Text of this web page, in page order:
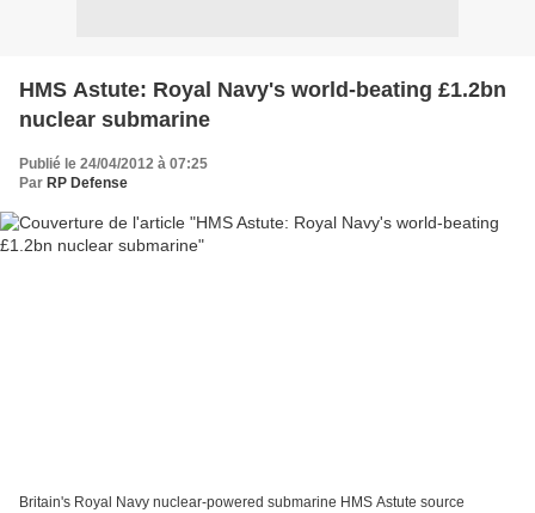
HMS Astute: Royal Navy's world-beating £1.2bn
nuclear submarine
Publié le 24/04/2012 à 07:25
Par RP Defense
Britain's Royal Navy nuclear-powered submarine HMS Astute source